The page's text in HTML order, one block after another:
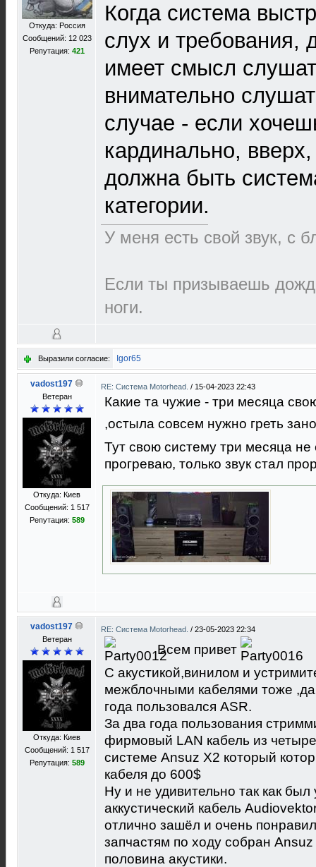
Откуда: Россия
Сообщений: 12 023
Репутация: 421
Когда система
слух и требования,
имеет смысл
внимательно
случае - если
кардинально,
должна быть
категории.
У меня есть свой звук, с
Если ты призываешь
ноги.
Выразили согласие: Igor65
vadost197
Ветеран
Откуда: Киев
Сообщений: 1 517
Репутация: 589
RE: Cистема Motorhead. / 15-04-2023 22:43
Какие та чужие - три месяца
,остыла совсем нужно греть
Тут свою систему три месяца
прогреваю, только звук стал
vadost197
Ветеран
Откуда: Киев
Сообщений: 1 517
Репутация: 589
RE: Cистема Motorhead. / 23-05-2023 22:34
Всем привет
С акустикой,винилом и
межблочными кабелями тоже
года пользовался ASR.
За два года пользования
фирмовый LAN кабель из
системе Ansuz X2 который
кабеля до 600$
Ну и не удивительно так как
аккустический кабель
отлично зашёл и очень
запчастям по ходу собран
половина акустики.